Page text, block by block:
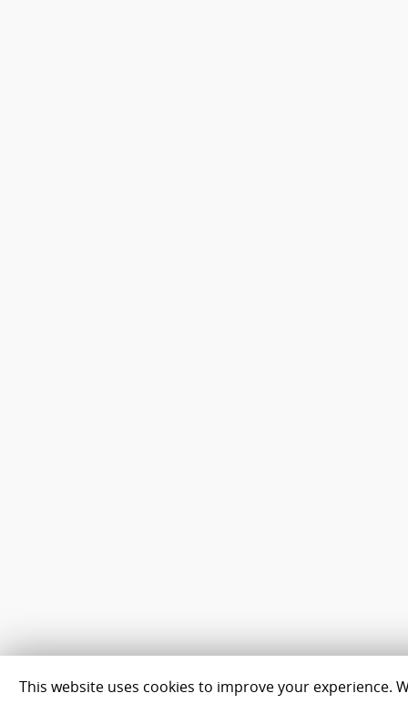
This website uses cookies to improve your experience.